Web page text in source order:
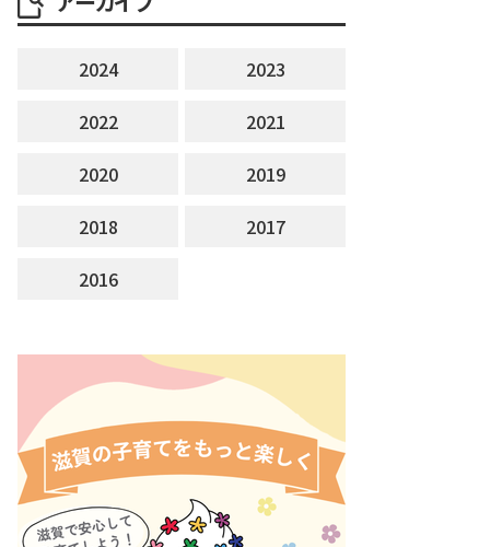
2024
2023
2022
2021
2020
2019
2018
2017
2016